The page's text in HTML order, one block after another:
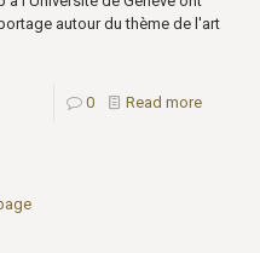
autour du thème de l'art
0 Read more